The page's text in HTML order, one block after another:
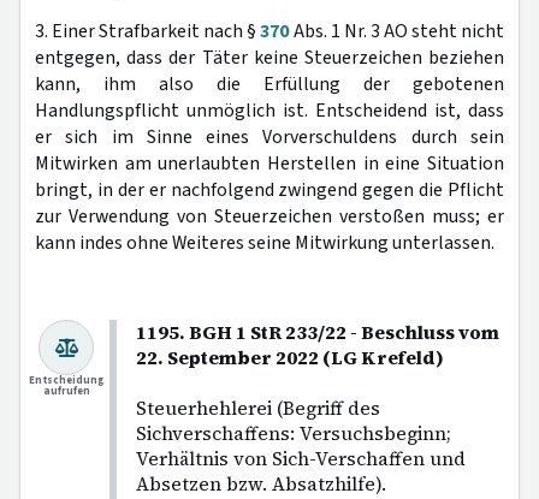
3. Einer Strafbarkeit nach §370Abs. 1 Nr. 3 AO steht nicht
entgegen, dass der Täter keine Steuerzeichen beziehen
kann, ihm also die Erfüllung der gebotenen
Handlungspflicht unmöglich ist. Entscheidend ist, dass
er sich im Sinne eines Vorverschuldens durch sein
Mitwirken am unerlaubten Herstellen in eine Situation
bringt, in der er nachfolgend zwingend gegen die Pflicht
zur Verwendung von Steuerzeichen verstoßen muss; er
kann indes ohne Weiteres seine Mitwirkung unterlassen.
1195. BGH 1 StR 233/22 - Beschluss vom
22. September 2022 (LG Krefeld)
Steuerhehlerei (Begriff des
Sichverschaffens: Versuchsbeginn;
Verhältnis von Sich-Verschaffen und
Absetzen bzw. Absatzhilfe).
Entscheidung
aufrufen